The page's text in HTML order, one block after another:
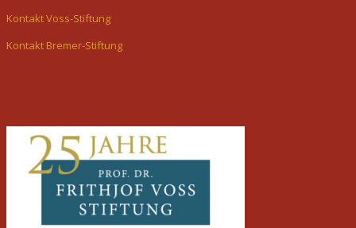
Kontakt Voss-Stiftung
Kontakt Bremer-Stiftung